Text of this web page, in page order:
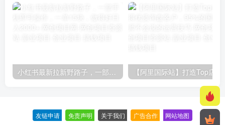
友链申请 免责声明 关于我们 广告合作 网站地图